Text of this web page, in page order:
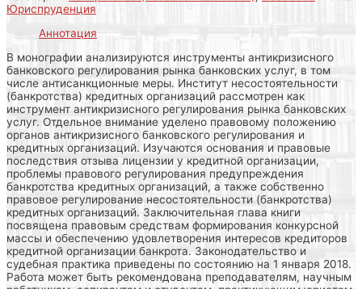
Юриспруденция
Аннотация
В монографии анализируются инструменты антикризисного
банковского регулирования рынка банковских услуг, в том
числе антисанкционные меры. Институт несостоятельности
(банкротства) кредитных организаций рассмотрен как
инструмент антикризисного регулирования рынка банковских
услуг. Отдельное внимание уделено правовому положению
органов антикризисного банковского регулирования и
кредитных организаций. Изучаются основания и правовые
последствия отзыва лицензии у кредитной организации,
проблемы правового регулирования предупреждения
банкротства кредитных организаций, а также собственно
правовое регулирование несостоятельности (банкротства)
кредитных организаций. Заключительная глава книги
посвящена правовым средствам формирования конкурсной
массы и обеспечению удовлетворения интересов кредиторов
кредитной организации банкрота. Законодательство и
судебная практика приведены по состоянию на 1 января 2018.
Работа может быть рекомендована преподавателям, научным